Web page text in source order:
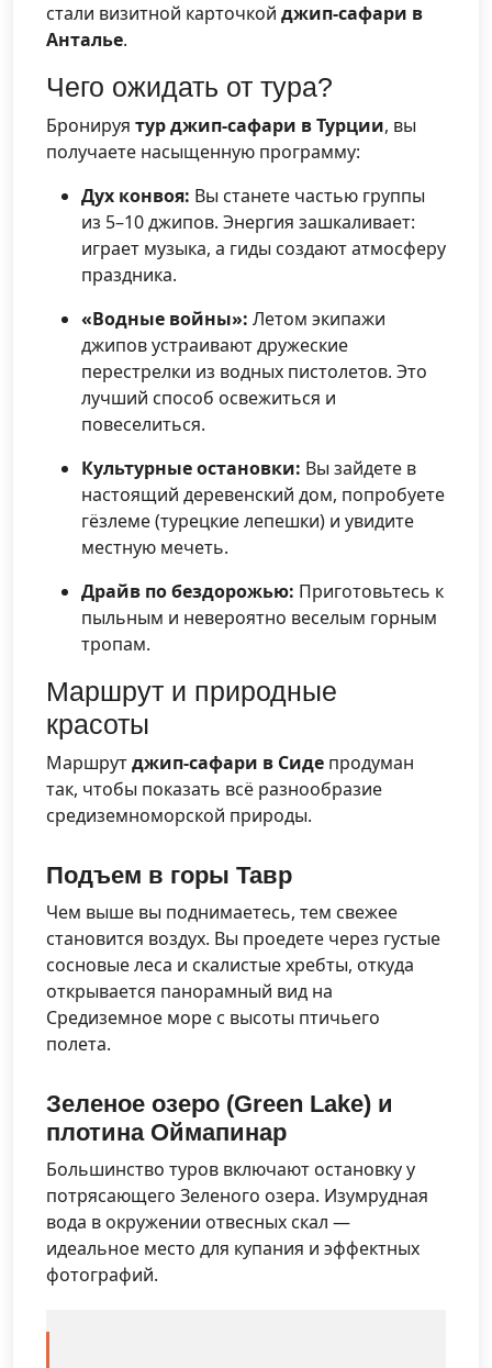
стали визитной карточкой джип-сафари в
Анталье.
Чего ожидать от тура?
Бронируя тур джип-сафари в Турции, вы
получаете насыщенную программу:
Дух конвоя: Вы станете частью группы
из 5–10 джипов. Энергия зашкаливает:
играет музыка, а гиды создают атмосферу
праздника.
«Водные войны»: Летом экипажи
джипов устраивают дружеские
перестрелки из водных пистолетов. Это
лучший способ освежиться и
повеселиться.
Культурные остановки: Вы зайдете в
настоящий деревенский дом, попробуете
гёзлеме (турецкие лепешки) и увидите
местную мечеть.
Драйв по бездорожью: Приготовьтесь к
пыльным и невероятно веселым горным
тропам.
Маршрут и природные
красоты
Маршрутджип-сафари в Сиде продуман
так, чтобы показать всё разнообразие
средиземноморской природы.
Подъем в горы Тавр
Чем выше вы поднимаетесь, тем свежее
становится воздух. Вы проедете через густые
сосновые леса и скалистые хребты, откуда
открывается панорамный вид на
Средиземное море с высоты птичьего
полета.
Зеленое озеро (Green Lake) и
плотина Оймапинар
Большинство туров включают остановку у
потрясающего Зеленого озера. Изумрудная
вода в окружении отвесных скал —
идеальное место для купания и эффектных
фотографий.